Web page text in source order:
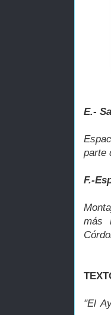
E.-
parte
F.-
más
"El